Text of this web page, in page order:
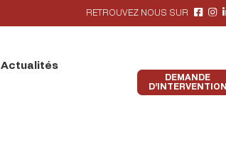
RETROUVEZ NOUS SUR
Actualités
DEMANDE
D’INTERVENTION